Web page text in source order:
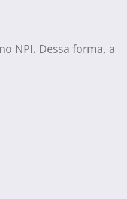
NPI. Dessa forma, a